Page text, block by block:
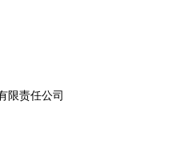
限责任公司